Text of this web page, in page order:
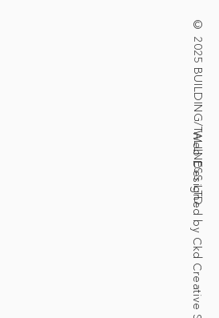
© 2025 BUILDING/TALLNESS LTD.
Web Designed by Ckd Creative Studio